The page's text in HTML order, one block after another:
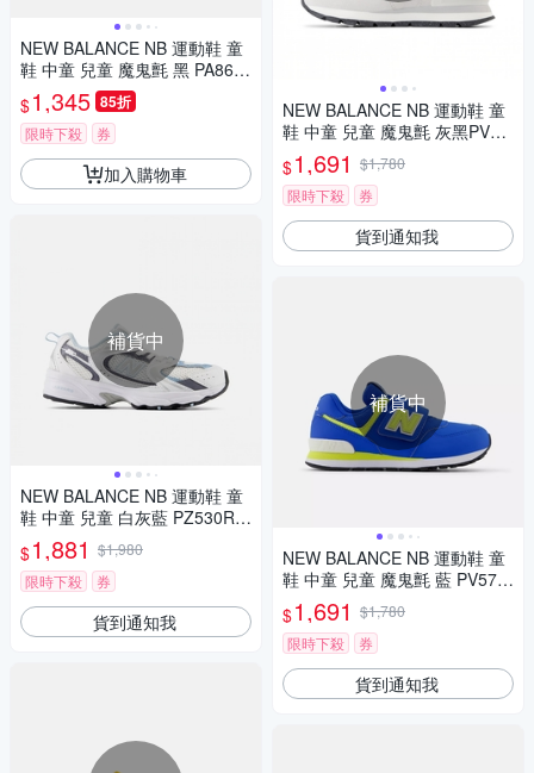
NEW BALANCE NB 運動鞋 童
鞋 中童 兒童 魔鬼氈 黑 PA860
Q13-W楦
$1,345 85折
限時下殺 券
加入購物車
補貨中
NEW BALANCE NB 運動鞋 童
鞋 中童 兒童 白灰藍 PZ530RA-
W楦
$1,881 $1,980
限時下殺
券
貨到通知我
NEW BALANCE NB 運動鞋 童
鞋 中童 兒童 魔鬼氈 灰黑PV57
4DMG-W楦
$1,691 $1,780
限時下殺
券
貨到通知我
補貨中
NEW BALANCE NB 運動鞋 童
鞋 中童 兒童 魔鬼氈 藍 PV574
KIL-W楦
$1,691 $1,780
限時下殺
券
貨到通知我